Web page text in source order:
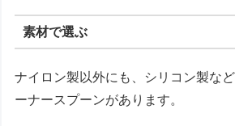
素材で選ぶ
ナイロン製以外にも、シリコン製な
ーナースプーンがあります。